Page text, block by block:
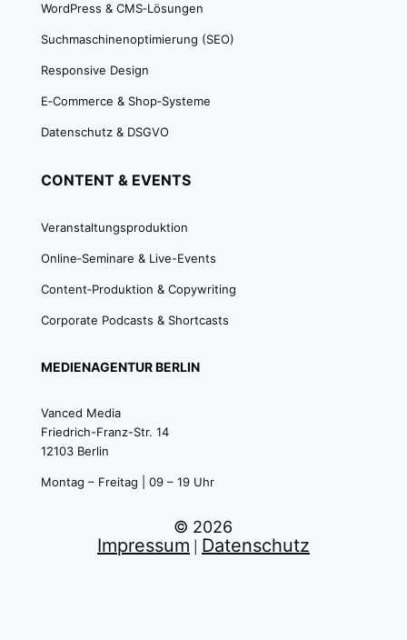
WordPress & CMS‑Lösungen
Suchmaschinenoptimierung (SEO)
Responsive Design
E‑Commerce & Shop‑Systeme
Datenschutz & DSGVO
CONTENT & EVENTS
Veranstaltungsproduktion
Online‑Seminare & Live-Events
Content‑Produktion & Copywriting
Corporate Podcasts & Shortcasts
MEDIENAGENTUR BERLIN
Vanced Media
Friedrich-Franz-Str. 14
12103 Berlin
Montag – Freitag | 09 – 19 Uhr
© 2026
Impressum Datenschutz